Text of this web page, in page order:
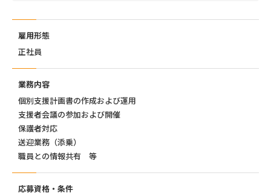
雇用形態
正社員
業務内容
個別支援計画書の作成および運用
支援者会議の参加および開催
保護者対応
送迎業務（添乗）
職員との情報共有 等
応募資格・条件